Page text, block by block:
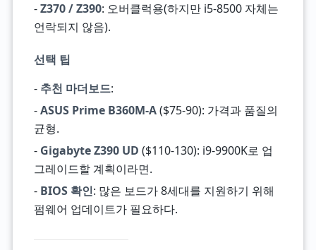
-Z370 / Z390: 오버클럭용(하지만 i5-8500 자체는
언락되지 않음).
선택 팁
- 추천 마더보드:
-ASUS Prime B360M-A($75-90): 가격과 품질의
균형.
- Gigabyte Z390 UD ($110-130): i9-9900K로 업
그레이드할 계획이라면.
- BIOS 확인: 많은 보드가 8세대를 지원하기 위해
펌웨어 업데이트가 필요하다.